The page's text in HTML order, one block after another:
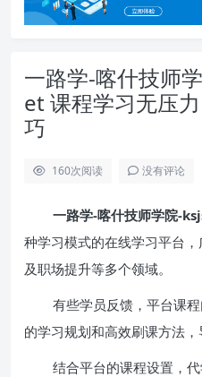
一路学-喀什技师
et 课程学习无压
巧
160次阅读 没有评论
一路学-喀什技师学院-
种学习模式的在线学习平台
及职场提升等多个领域。
有些学员反馈，平台课
的学习规划和高效刷课方法，
结合平台的课程设置，